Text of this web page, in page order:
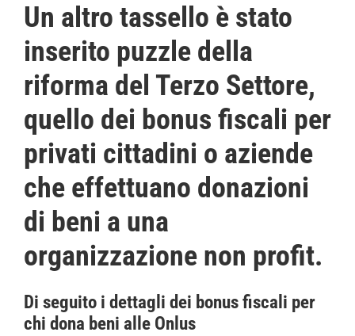
Un altro tassello è stato
inserito puzzle della
riforma del Terzo Settore,
quello dei bonus fiscali per
privati cittadini o aziende
che effettuano donazioni
di beni a una
organizzazione non profit.
Di seguito i dettagli dei bonus fiscali per
chi dona beni alle Onlus